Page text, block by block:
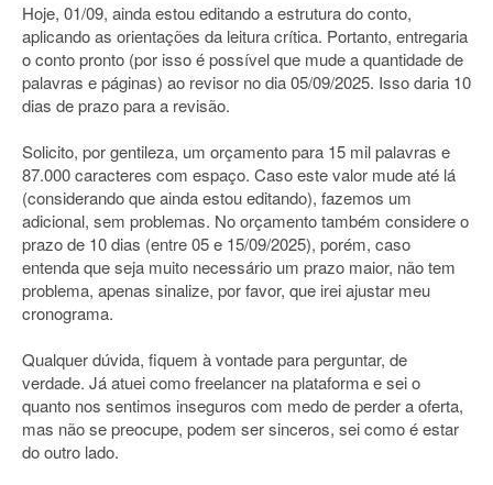
Hoje, 01/09, ainda estou editando a estrutura do conto,
aplicando as orientações da leitura crítica. Portanto, entregaria
o conto pronto (por isso é possível que mude a quantidade de
palavras e páginas) ao revisor no dia 05/09/2025. Isso daria 10
dias de prazo para a revisão.
Solicito, por gentileza, um orçamento para 15 mil palavras e
87.000 caracteres com espaço. Caso este valor mude até lá
(considerando que ainda estou editando), fazemos um
adicional, sem problemas. No orçamento também considere o
prazo de 10 dias (entre 05 e 15/09/2025), porém, caso
entenda que seja muito necessário um prazo maior, não tem
problema, apenas sinalize, por favor, que irei ajustar meu
cronograma.
Qualquer dúvida, fiquem à vontade para perguntar, de
verdade. Já atuei como freelancer na plataforma e sei o
quanto nos sentimos inseguros com medo de perder a oferta,
mas não se preocupe, podem ser sinceros, sei como é estar
do outro lado.